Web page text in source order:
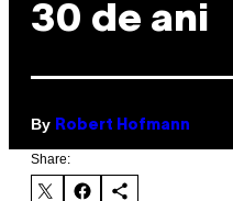
30 de ani
By Robert Hofmann
Share: